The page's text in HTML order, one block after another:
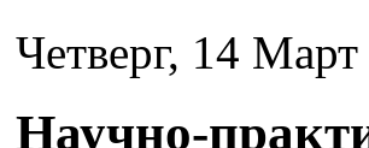
Четверг, 14
Научно-